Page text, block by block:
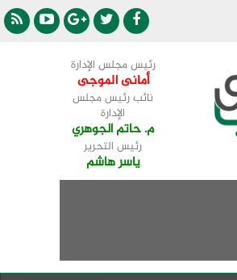
رئيس مجلس الإدارة
أمانى الموجى
نائب رئيس مجلس
الإدارة
م. حاتم الجوهري
رئيس التحرير
ياسر هاشم